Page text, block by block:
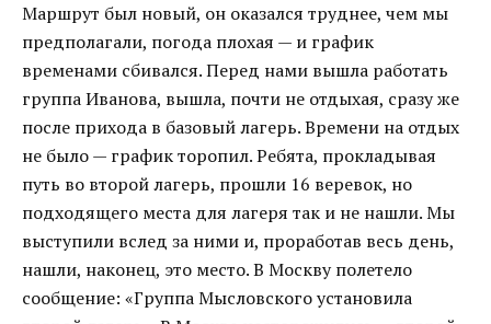
Маршрут был новый, он оказался труднее, чем мы
предполагали, погода плохая — и график
временами сбивался. Перед нами вышла работать
группа Иванова, вышла, почти не отдыхая, сразу же
после прихода в базовый лагерь. Времени на отдых
не было — график торопил. Ребята, прокладывая
путь во второй лагерь, прошли 16 веревок, но
подходящего места для лагеря так и не нашли. Мы
выступили вслед за ними и, проработав весь день,
нашли, наконец, это место. В Москву полетело
сообщение: «Группа Мысловского установила